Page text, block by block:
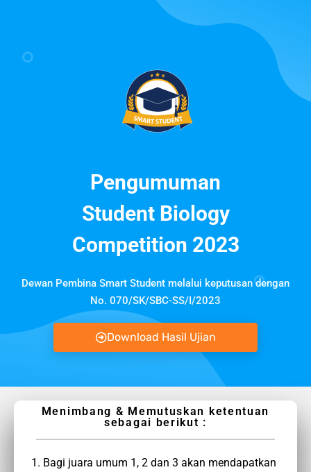
Pengumuman
Student Biology
Competition 2023
Dewan Pembina Smart Student melalui keputusan dengan
No. 070/SK/SBC-SS/I/2023
Download Hasil Ujian
Menimbang & Memutuskan ketentuan
sebagai berikut :
Bagi juara umum 1, 2 dan 3 akan mendapatkan